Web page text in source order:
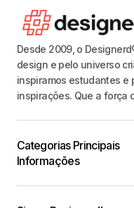
Desde 2009, o
design e pelo universo
inspiramos estudantes e
inspirações. Que a força
Categorias Principais
Informações